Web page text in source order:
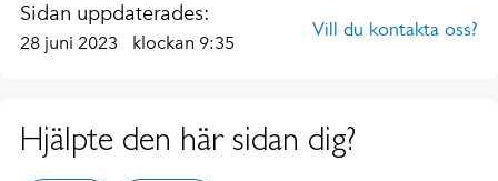
Sidan uppdaterades:
28 juni 2023 klockan 9:35
Vill du kontakta oss?
Hjälpte den här sidan dig?